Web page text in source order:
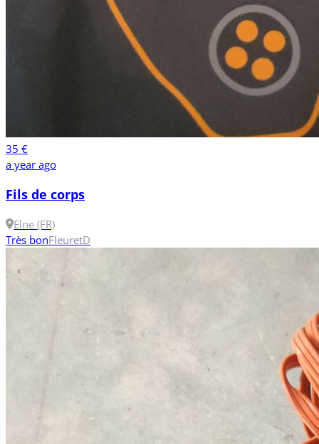
35 €
a year ago
Fils de corps
Elne (FR)
Très bonFleuretD